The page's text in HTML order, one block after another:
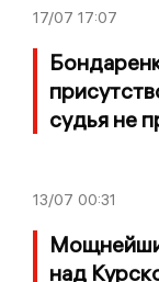
17/07 17:07
судья не
13/07 00:31
над